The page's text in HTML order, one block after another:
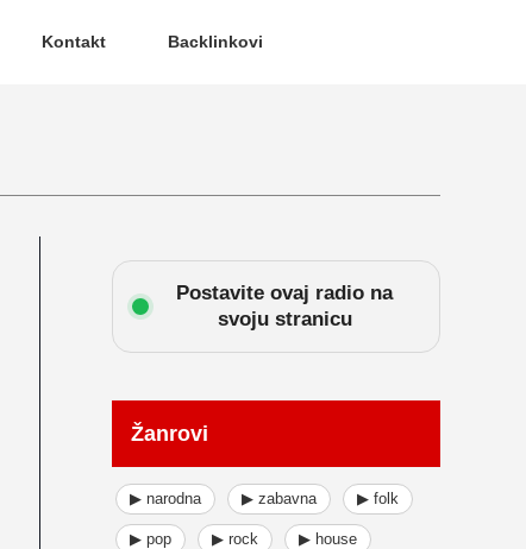
Kontakt Backlinkovi
Postavite ovaj radio na
svoju stranicu
Žanrovi
▶ narodna ▶ zabavna ▶ folk
▶ pop ▶ rock ▶ house